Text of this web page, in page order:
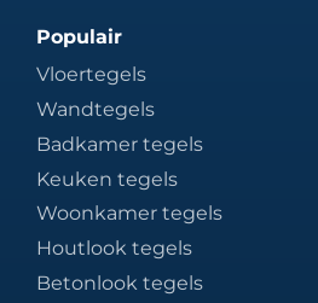
Populair
Vloertegels
Wandtegels
Badkamer tegels
Keuken tegels
Woonkamer tegels
Houtlook tegels
Betonlook tegels